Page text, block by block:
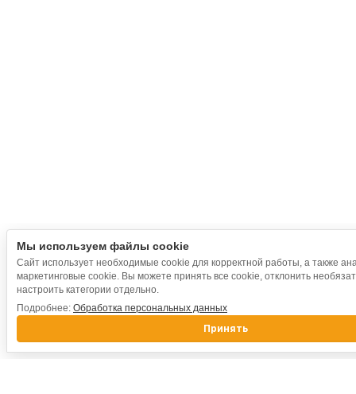
Мы используем файлы cookie
Сайт использует необходимые cookie для корректной работы, а также
маркетинговые cookie. Вы можете принять все cookie, отклонить
настроить категории отдельно.
Подробнее: Обработка персональных данных
Принять